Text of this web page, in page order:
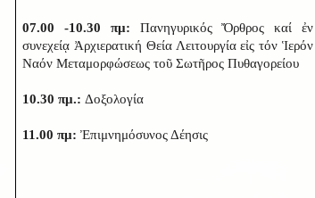
07.00 -10.30 πμ: Πανηγυρικός Ὄρθρος καί ἐν
συνεχείᾳ Ἀρχιερατική Θεία Λειτουργία εἰς τόν Ἱερόν
Ναόν Μεταμορφώσεως τοῦ Σωτῆρος Πυθαγορείου
10.30 πμ.: Δοξολογία
11.00 πμ: Ἐπιμνημόσυνος Δέησις